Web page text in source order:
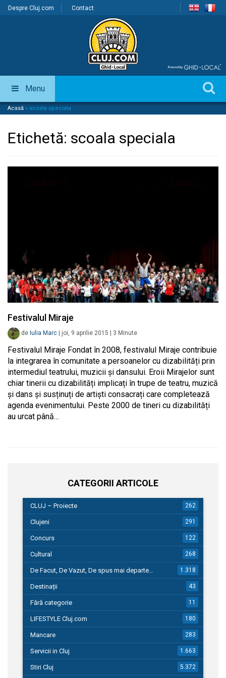
Despre Cluj.com Contact
Menu
Acasă » scoala speciala
Etichetă: scoala speciala
Festivalul Miraje
de Iulia Marc joi, 9 aprilie 2015 3 Minute
Festivalul Miraje Fondat în 2008, festivalul Miraje contribuie
la integrarea în comunitate a persoanelor cu dizabilități prin
intermediul teatrului, muzicii și dansului. Eroii Mirajelor sunt
chiar tinerii cu dizabilități implicați în trupe de teatru, muzică
și dans și susținuți de artiști consacrați care completează
agenda evenimentului. Peste 2000 de tineri cu dizabilități
au urcat până…
CATEGORII ARTICOLE
CLUJ – Proiecte 262
Clujeni 291
Concurs 122
Cultural 268
De Facut, De Vazut, De spus mai departe… 1.318
Destinații 43
Fără categorie 11
LIFESTYLE Cluj.com 180
Mancare 283
Servicii in Cluj 1.663
Stiri Cluj 5.372